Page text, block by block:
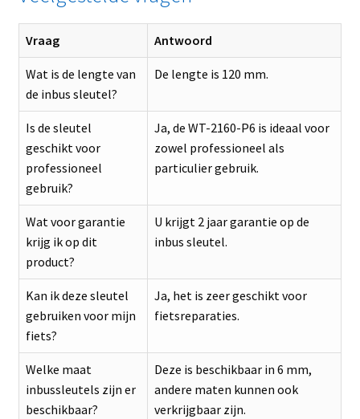
Vraag Antwoord
Wat is de lengte van
de inbus sleutel?
De lengte is 120 mm.
Is de sleutel
geschikt voor
professioneel
gebruik?
Ja, de WT-2160-P6 is ideaal voor
zowel professioneel als
particulier gebruik.
Wat voor garantie
krijg ik op dit
product?
U krijgt 2 jaar garantie op de
inbus sleutel.
Kan ik deze sleutel
gebruiken voor mijn
fiets?
Ja, het is zeer geschikt voor
fietsreparaties.
Welke maat
inbussleutels zijn er
beschikbaar?
Deze is beschikbaar in 6 mm,
andere maten kunnen ook
verkrijgbaar zijn.